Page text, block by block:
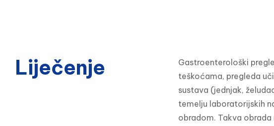
Liječenje
Gastroenterološki
teškoćama, pregleda
sustava (jednjak,
temelju laboratorijskih
obradom. Takva